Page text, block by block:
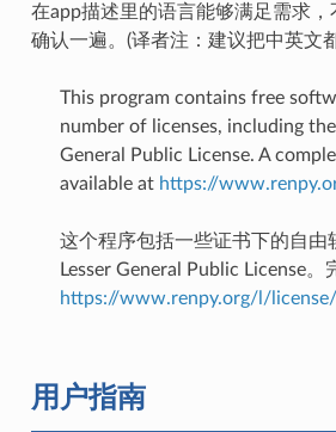
在app描述里的语言能够满足需求
确认一遍。(译者注：建议把中英文
This program contains free
number of licenses, including
General Public License. A
available at https://
这个程序包括一些证书下的自由
Lesser General Public License
https://www.renpy.org/l/license/
用户指南